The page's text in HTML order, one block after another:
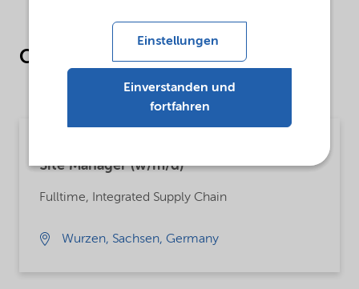
Offene Stellenan diesem Standort
Site Manager (w/m/d)
Fulltime, Integrated Supply Chain
Wurzen, Sachsen, Germany
Einstellungen
Einverstanden und
fortfahren